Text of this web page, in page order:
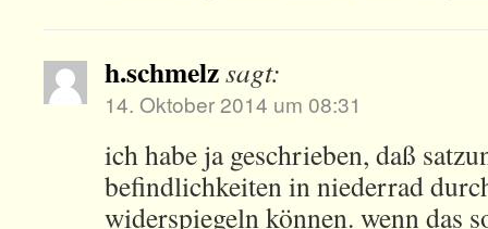
h.schmelzsagt:
14. Oktober 2014 um 08:31
ich habe ja geschrieben, daß
befindlichkeiten in niederrad
widerspiegeln können. wenn das